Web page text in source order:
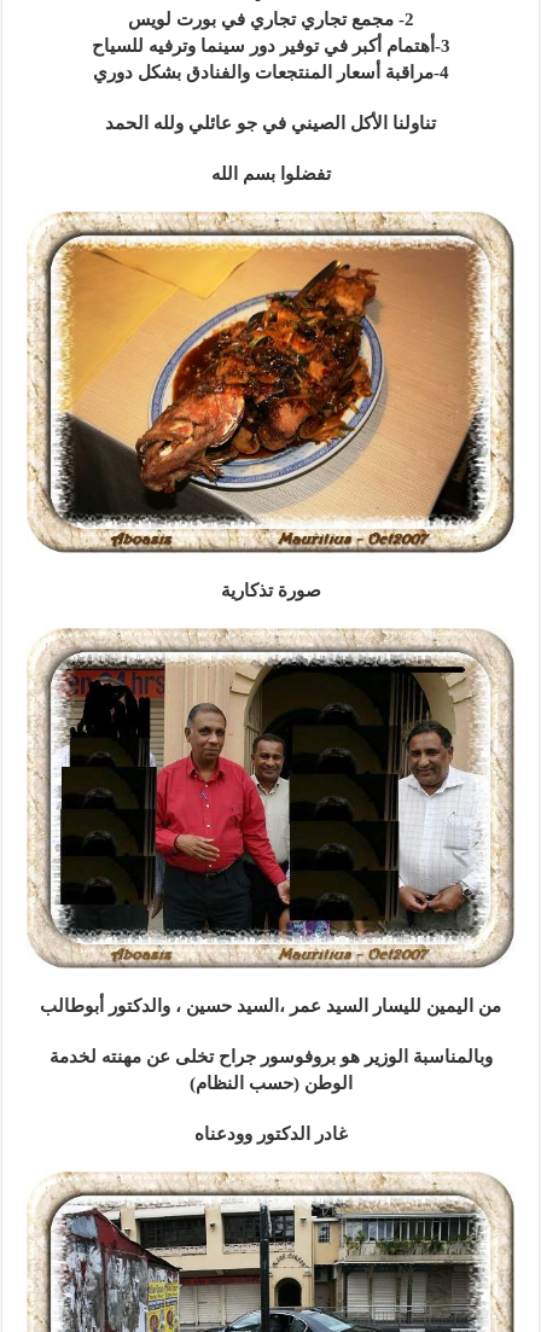
2- مجمع تجاري تجاري في بورت لويس
3-أهتمام أكبر في توفير دور سينما وترفيه للسياح
4-مراقبة أسعار المنتجعات والفنادق بشكل دوري
تناولنا الأكل الصيني في جو عائلي ولله الحمد
تفضلوا بسم الله
صورة تذكارية
من اليمين لليسار السيد عمر ،السيد حسين ، والدكتور أبوطالب
وبالمناسبة الوزير هو بروفوسور جراح تخلى عن مهنته لخدمة
الوطن (حسب النظام)
غادر الدكتور وودعناه